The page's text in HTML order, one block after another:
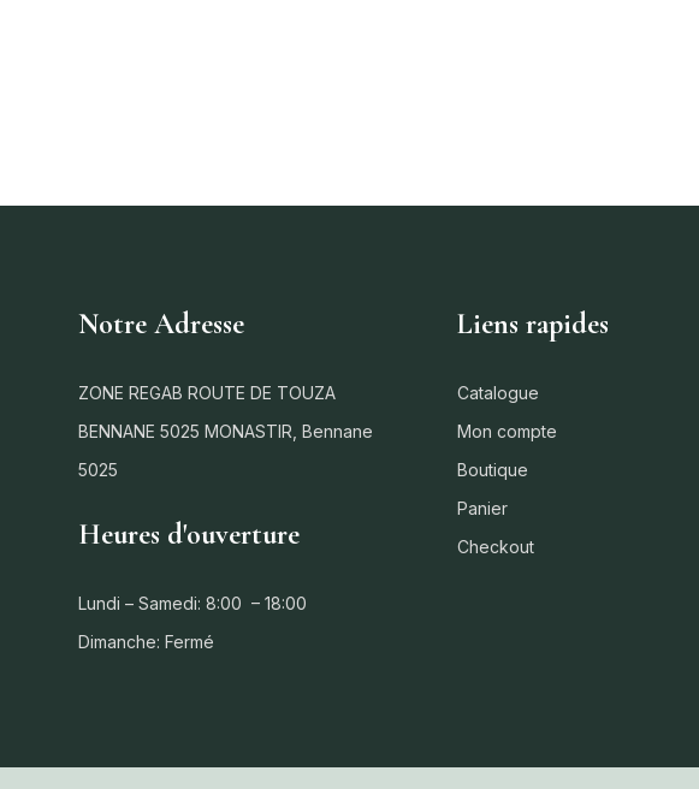
Notre Adresse
ZONE REGAB ROUTE DE TOUZA
BENNANE 5025 MONASTIR, Bennane
5025
Heures d'ouverture
Lundi – Samedi: 8:00 – 18:00
Dimanche: Fermé
Liens rapides
Catalogue
Mon compte
Boutique
Panier
Checkout